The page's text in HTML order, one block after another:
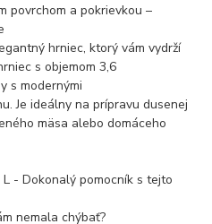
povrchom a pokrievkou –
hrniec, ktorý vám vydrží
s objemom 3,6
s modernými
Je ideálny na prípravu dusenej
mäsa alebo domáceho
- Dokonalý pomocník s tejto
nemala chýbať?